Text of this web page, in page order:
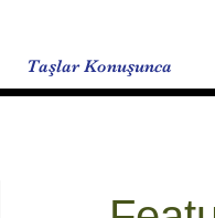
Taşlar Konuşunca